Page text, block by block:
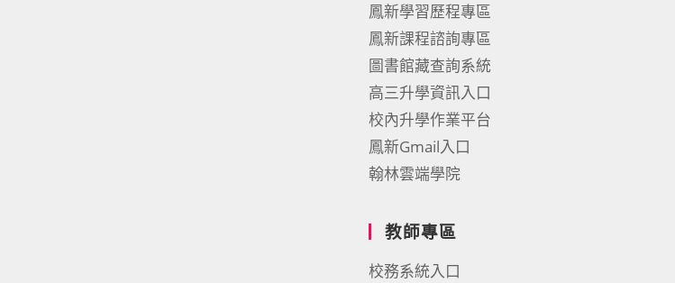
鳳新學習歷程專區
鳳新課程諮詢專區
圖書館藏查詢系統
高三升學資訊入口
校內升學作業平台
鳳新Gmail入口
翰林雲端學院
教師專區
校務系統入口